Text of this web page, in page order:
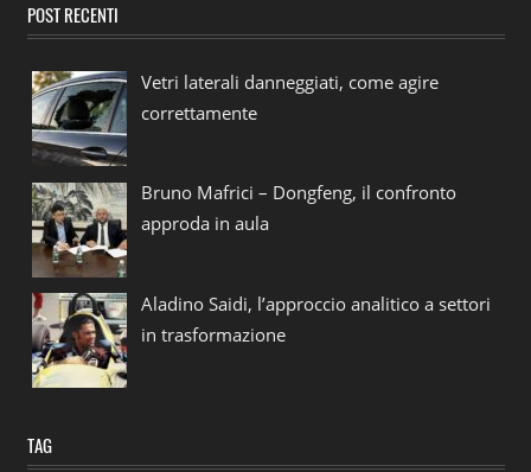
POST RECENTI
Vetri laterali danneggiati, come agire
correttamente
Bruno Mafrici – Dongfeng, il confronto
approda in aula
Aladino Saidi, l’approccio analitico a settori
in trasformazione
TAG